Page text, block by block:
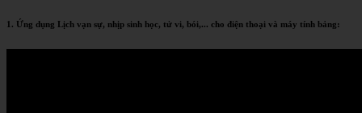
1. Ứng dụng Lịch vạn sự, nhịp sinh học, tử vi, bói,... cho điện thoại và máy tính bảng: